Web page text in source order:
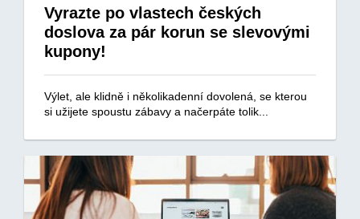
Vyrazte po vlastech českých
doslova za pár korun se slevovými
kupony!
Výlet, ale klidně i několikadenní dovolená, se kterou
si užijete spoustu zábavy a načerpáte tolik...